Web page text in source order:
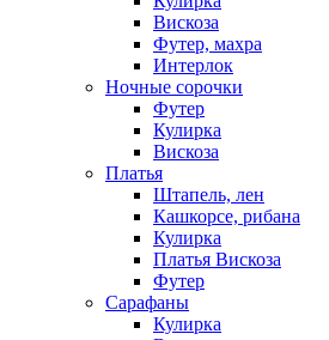
Вискоза
Футер, махра
Интерлок
Ночные сорочки
Футер
Кулирка
Вискоза
Платья
Штапель, лен
Кашкорсе, рибана
Кулирка
Платья Вискоза
Футер
Сарафаны
Кулирка